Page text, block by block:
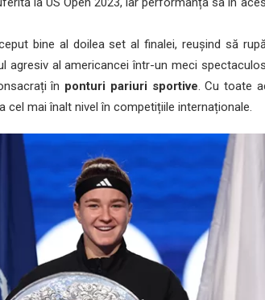
bine al doilea set al finalei, reușind să
agresiv al americancei într-un meci
în ponturi pariuri sportive. Cu toate
cel mai înalt nivel în competițiile internaționale.